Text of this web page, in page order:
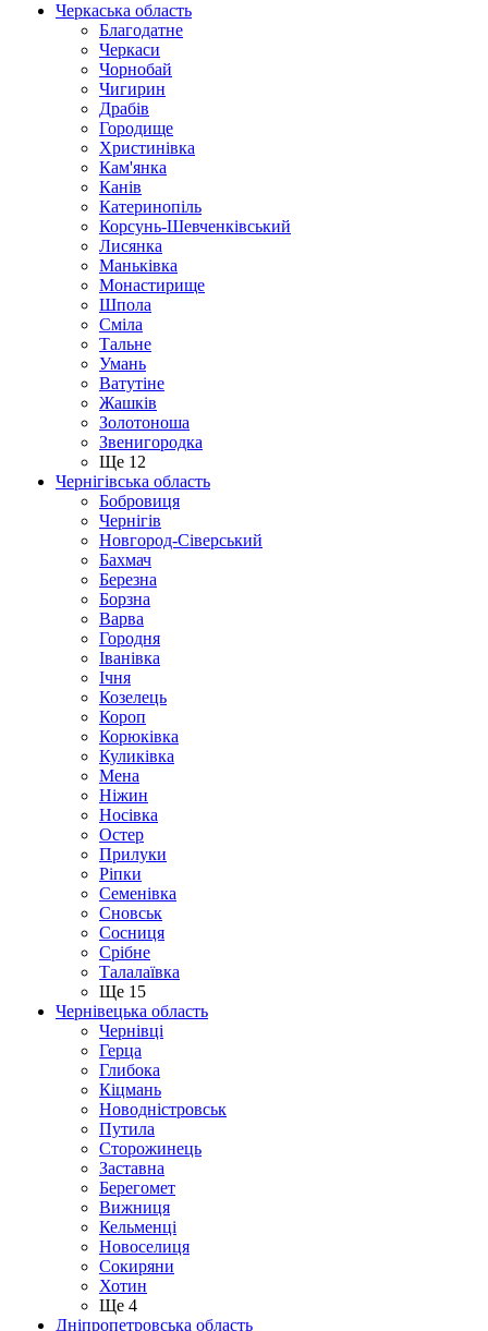
Черкаська область
Благодатне
Черкаси
Чорнобай
Чигирин
Драбів
Городище
Христинівка
Кам'янка
Канів
Катеринопіль
Корсунь-Шевченківський
Лисянка
Маньківка
Монастирище
Шпола
Сміла
Тальне
Умань
Ватутіне
Жашків
Золотоноша
Звенигородка
Ще 12
Чернігівська область
Бобровиця
Чернігів
Новгород-Сіверський
Бахмач
Березна
Борзна
Варва
Городня
Іванівка
Ічня
Козелець
Короп
Корюківка
Куликівка
Мена
Ніжин
Носівка
Остер
Прилуки
Ріпки
Семенівка
Сновськ
Сосниця
Срібне
Талалаївка
Ще 15
Чернівецька область
Чернівці
Герца
Глибока
Кіцмань
Новодністровськ
Путила
Сторожинець
Заставна
Берегомет
Вижниця
Кельменці
Новоселиця
Сокиряни
Хотин
Ще 4
Дніпропетровська область